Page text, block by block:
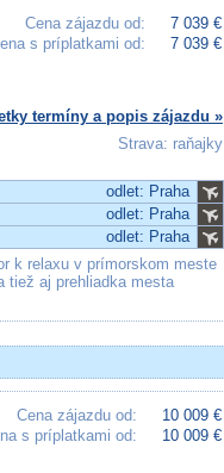
Cena zájazdu od:
7 039 €
s príplatkami od:
7 039 €
termíny a popis zájazdu »
Strava: raňajky
odlet: Praha
odlet: Praha
odlet: Praha
k relaxu v prímorskom meste
tiež aj prehliadka mesta
Cena zájazdu od:
10 009 €
s príplatkami od:
10 009 €